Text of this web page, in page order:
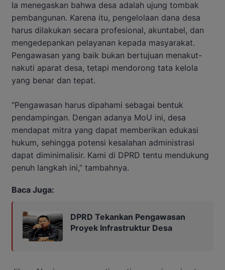
Ia menegaskan bahwa desa adalah ujung tombak
pembangunan. Karena itu, pengelolaan dana desa
harus dilakukan secara profesional, akuntabel, dan
mengedepankan pelayanan kepada masyarakat.
Pengawasan yang baik bukan bertujuan menakut-
nakuti aparat desa, tetapi mendorong tata kelola
yang benar dan tepat.
“Pengawasan harus dipahami sebagai bentuk
pendampingan. Dengan adanya MoU ini, desa
mendapat mitra yang dapat memberikan edukasi
hukum, sehingga potensi kesalahan administrasi
dapat diminimalisir. Kami di DPRD tentu mendukung
penuh langkah ini,” tambahnya.
Baca Juga:
DPRD Tekankan Pengawasan
Proyek Infrastruktur Desa